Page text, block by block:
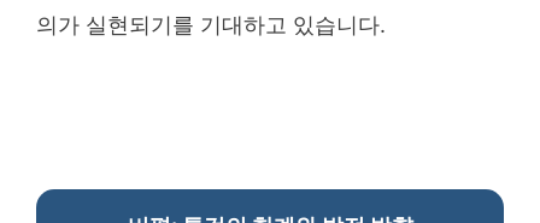
의가 실현되기를 기대하고 있습니다.